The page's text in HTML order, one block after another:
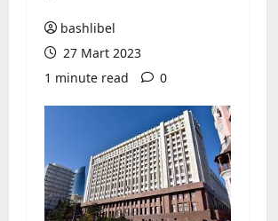
bashlibel
27 Mart 2023
1 minute read
0